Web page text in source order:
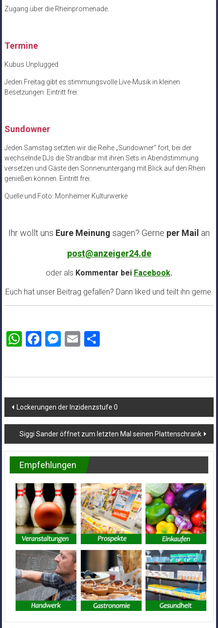
Zugang über die Rheinpromenade.
Termine
Kubus Unplugged
Jeden Freitag gibt es stimmungsvolle Live-Musik in kleinen
Besetzungen. Eintritt frei.
Sundowner
Jeden Samstag setzten wir die Reihe „Sundowner“ fort, bei der
wechselnde DJs die Strandbar mit ihren Sets in Abendstimmung
versetzen und Gäste den Sonnenuntergang mit Blick auf den Rhein
genießen können. Eintritt frei.
Quelle und Foto: Monheimer Kulturwerke
Ihr wollt uns Eure Meinung sagen? Gerne per Mail an
post@anzeiger24.de
oder als Kommentar bei Facebook.
Euch hat unser Beitrag gefallen? Dann liked und teilt ihn gerne.
WhatsApp
Facebook
Messenger
EmailTeilen
Beitragsnavigation
Lockerungen der Inzidenzstufe 0
Siggi Sander öffnet zum letzten Mal seinen Plattenschrank
Empfehlungen